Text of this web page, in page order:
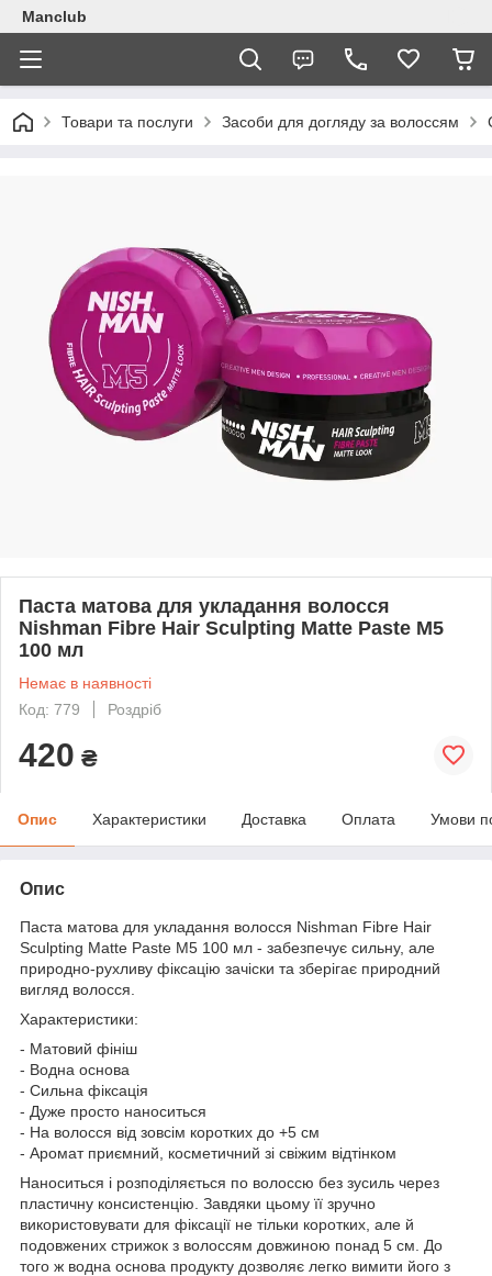
Manclub
Товари та послуги Засоби для догляду за волоссям
Паста матова для укладання волосся
Nishman Fibre Hair Sculpting Matte Paste M5
100 мл
Немає в наявності
Код: 779
Роздріб
420 ₴
Опис Характеристики Доставка Оплата Умови
Опис
Паста матова для укладання волосся Nishman Fibre Hair
Sculpting Matte Paste M5 100 мл - забезпечує сильну, але
природно-рухливу фіксацію зачіски та зберігає природний
вигляд волосся.
Характеристики:
- Матовий фініш
- Водна основа
- Сильна фіксація
- Дуже просто наноситься
- На волосся від зовсім коротких до +5 см
- Аромат приємний, косметичний зі свіжим відтінком
Наноситься і розподіляється по волоссю без зусиль через
пластичну консистенцію. Завдяки цьому її зручно
використовувати для фіксації не тільки коротких, але й
подовжених стрижок з волоссям довжиною понад 5 см. До
того ж водна основа продукту дозволяє легко вимити його з